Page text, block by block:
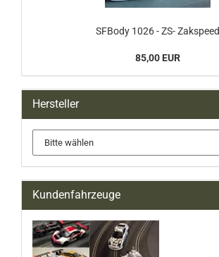
SFBody 1026 - ZS- Zakspeed
85,00 EUR
Hersteller
Kundenfahrzeuge